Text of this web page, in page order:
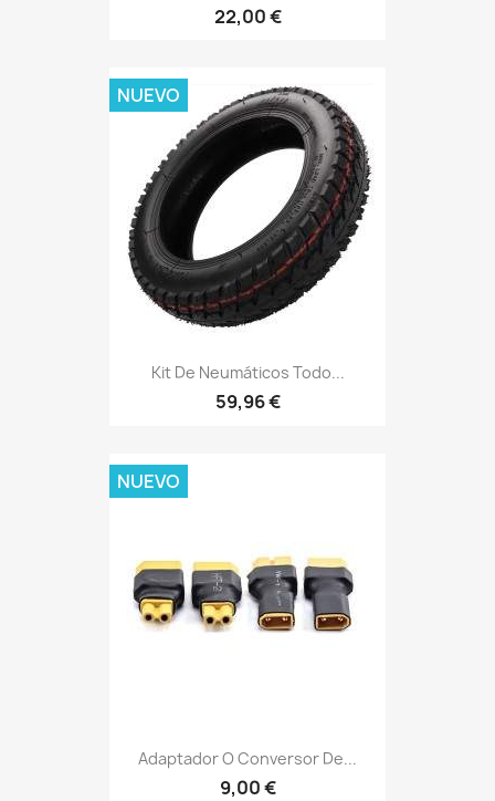
22,00 €
Kit De Neumáticos Todo...
59,96 €
NUEVO
Adaptador O Conversor De...
9,00 €
NUEVO